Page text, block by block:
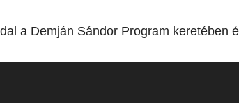
a Demján Sándor Program keretében